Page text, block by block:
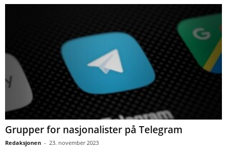
Grupper for nasjonalister på Telegram
Redaksjonen - 23. november 2023